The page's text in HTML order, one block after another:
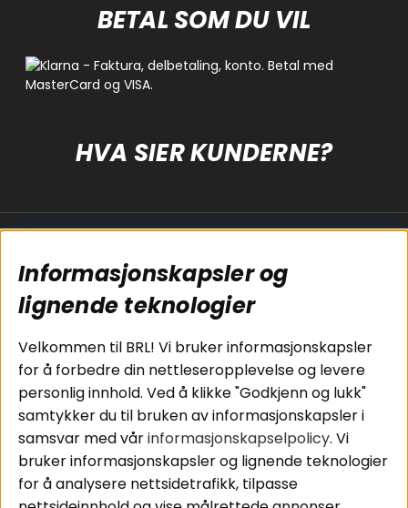
BETAL SOM DU VIL
HVA SIER KUNDERNE?
Koblingsguide for
subwoofers
Tilkobling av
bilforsterker
Koblingsguide for
midbasser
Butikker
Våre ambassadører
- Team BRL
Cookies
Kjøpsvilkår
Personvernpolicy
Service / Garanti /
Retur
Informasjonskapsler og
lignende teknologier
Velkommen til BRL! Vi bruker informasjonskapsler
for å forbedre din nettleseropplevelse og levere
personlig innhold. Ved å klikke "Godkjenn og lukk"
samtykker du til bruken av informasjonskapsler i
samsvar med vårinformasjonskapselpolicy. Vi
bruker informasjonskapsler og lignende teknologier
for å analysere nettsidetrafikk, tilpasse